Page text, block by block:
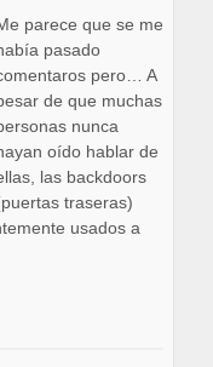
parece que se me
pasado
pero… A
de que muchas
nunca
oído hablar de
las backdoors
traseras)
usados a